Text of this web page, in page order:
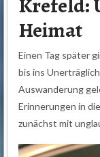
Heimat
Einen Tag später
bis ins
Auswanderung
Erinnerungen in
zunächst mit